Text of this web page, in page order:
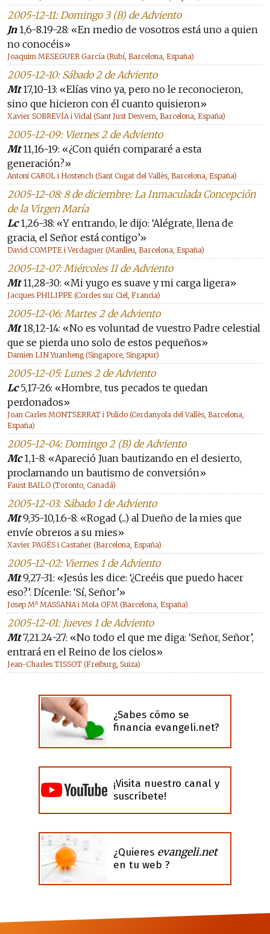
2005-12-11: Domingo 3 (B) de Adviento
Jn1,6-8.19-28: «En medio de vosotros está uno a quien
no conocéis»
Joaquim MESEGUER García (Rubí, Barcelona, España)
2005-12-10: Sábado 2 de Adviento
Mt17,10-13: «Elías vino ya, pero no le reconocieron,
sino que hicieron con él cuanto quisieron»
Xavier SOBREVÍA i Vidal (Sant Just Desvern, Barcelona, España)
2005-12-09: Viernes 2 de Adviento
Mt11,16-19: «¿Con quién compararé a esta
generación?»
Antoni CAROL i Hostench (Sant Cugat del Vallès, Barcelona, España)
2005-12-08: 8 de diciembre: La Inmaculada Concepción
de la Virgen María
Lc1,26-38: «Y entrando, le dijo: ‘Alégrate, llena de
gracia, el Señor está contigo’»
David COMPTE i Verdaguer (Manlleu, Barcelona, España)
2005-12-07: Miércoles II de Adviento
Mt11,28-30: «Mi yugo es suave y mi carga ligera»
Jacques PHILIPPE (Cordes sur Ciel, Francia)
2005-12-06: Martes 2 de Adviento
Mt18,12-14: «No es voluntad de vuestro Padre celestial
que se pierda uno solo de estos pequeños»
Damien LIN Yuanheng (Singapore, Singapur)
2005-12-05: Lunes 2 de Adviento
Lc5,17-26: «Hombre, tus pecados te quedan
perdonados»
Joan Carles MONTSERRAT i Pulido (Cerdanyola del Vallès, Barcelona,
España)
2005-12-04: Domingo 2 (B) de Adviento
Mc1,1-8: «Apareció Juan bautizando en el desierto,
proclamando un bautismo de conversión»
Faust BAILO (Toronto, Canadá)
2005-12-03: Sábado 1 de Adviento
Mt9,35-10,1.6-8: «Rogad (...) al Dueño de la mies que
envíe obreros a su mies»
Xavier PAGÉS i Castañer (Barcelona, España)
2005-12-02: Viernes 1 de Adviento
Mt9,27-31: «Jesús les dice: ‘¿Creéis que puedo hacer
eso?’. Dícenle: ‘Sí, Señor’»
Josep Mª MASSANA i Mola OFM (Barcelona, España)
2005-12-01: Jueves 1 de Adviento
Mt7,21.24-27: «No todo el que me diga: ‘Señor, Señor’,
entrará en el Reino de los cielos»
Jean-Charles TISSOT (Freiburg, Suiza)
¿Sabes cómo se
financia evangeli.net?
¡Visita nuestro canal y
suscríbete!
¿Quieres evangeli.net
en tu web ?